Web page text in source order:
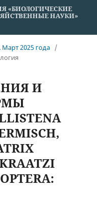
«БИОЛОГИЧЕСКИЕ
НАУКИ»
Март 2025 года /
И